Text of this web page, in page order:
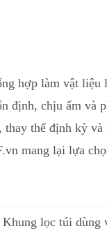
hợp làm vật
định, chịu ẩm và
thay thế định kỳ
mang lại lựa
Khung lọc túi dùng